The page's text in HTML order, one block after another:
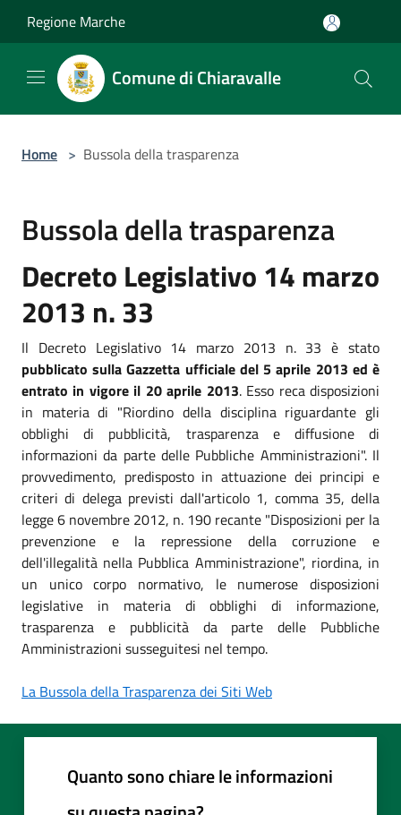
Regione Marche
Comune di Chiaravalle
Home > Bussola della trasparenza
Bussola della trasparenza
Decreto Legislativo 14 marzo
2013 n. 33
Il Decreto Legislativo 14 marzo 2013 n. 33 è stato
pubblicato sulla Gazzetta ufficiale del 5 aprile 2013 ed è
entrato in vigore il 20 aprile 2013. Esso reca disposizioni
in materia di "Riordino della disciplina riguardante gli
obblighi di pubblicità, trasparenza e diffusione di
informazioni da parte delle Pubbliche Amministrazioni". Il
provvedimento, predisposto in attuazione dei principi e
criteri di delega previsti dall'articolo 1, comma 35, della
legge 6 novembre 2012, n. 190 recante "Disposizioni per la
prevenzione e la repressione della corruzione e
dell'illegalità nella Pubblica Amministrazione", riordina, in
un unico corpo normativo, le numerose disposizioni
legislative in materia di obblighi di informazione,
trasparenza e pubblicità da parte delle Pubbliche
Amministrazioni susseguitesi nel tempo.
La Bussola della Trasparenza dei Siti Web
Quanto sono chiare le informazioni